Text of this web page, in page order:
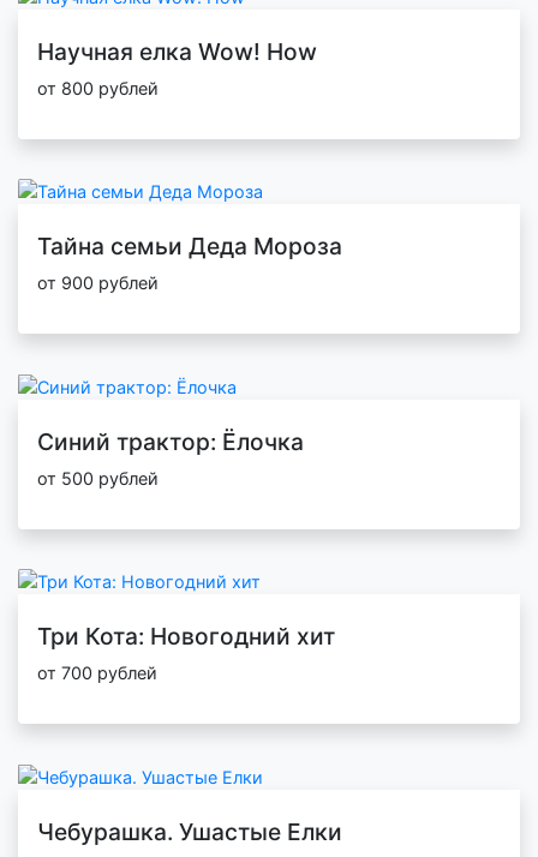
Научная елка Wow! How
от 800 рублей
Тайна семьи Деда Мороза
от 900 рублей
Синий трактор: Ёлочка
от 500 рублей
Три Кота: Новогодний хит
от 700 рублей
Чебурашка. Ушастые Елки